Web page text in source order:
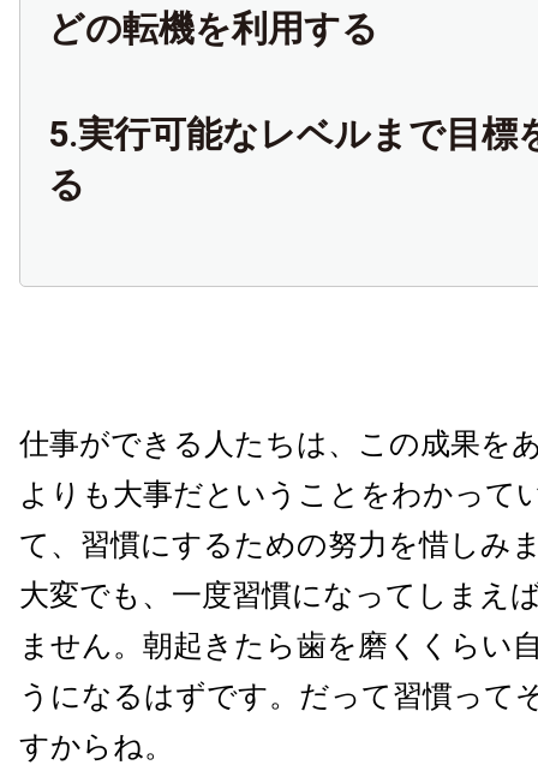
どの転機を利用する
5.実行可能なレベルまで目標
る
仕事ができる人たちは、この成果を
よりも大事だということをわかって
て、習慣にするための努力を惜しみ
大変でも、一度習慣になってしまえ
ません。朝起きたら歯を磨くくらい
うになるはずです。だって習慣って
すからね。